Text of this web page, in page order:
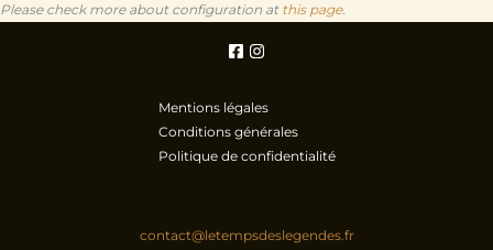
Please check more about configuration at this page.
Mentions légales
Conditions générales
Politique de confidentialité
contact@letempsdeslegendes.fr